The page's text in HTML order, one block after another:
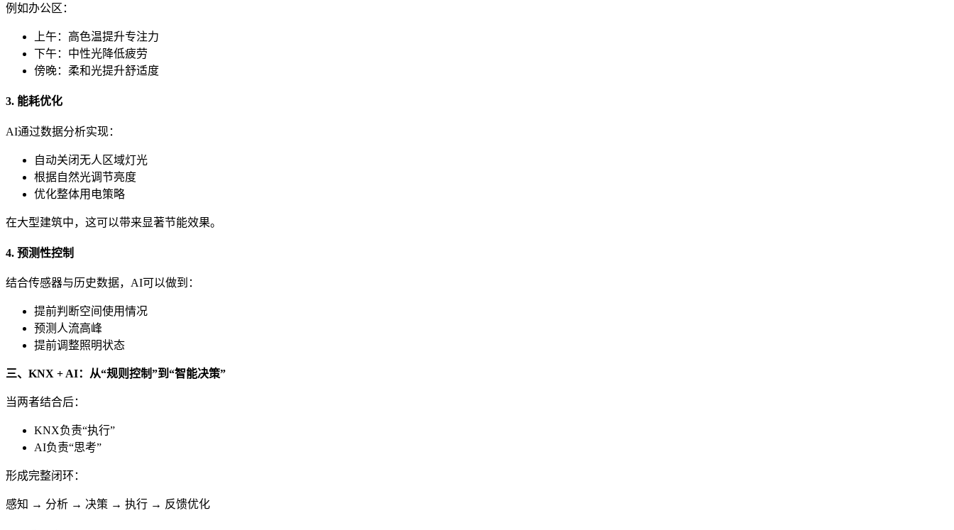
例如办公区：
上午：高色温提升专注力
下午：中性光降低疲劳
傍晚：柔和光提升舒适度
3. 能耗优化
AI通过数据分析实现：
自动关闭无人区域灯光
根据自然光调节亮度
优化整体用电策略
在大型建筑中，这可以带来显著节能效果。
4. 预测性控制
结合传感器与历史数据，AI可以做到：
提前判断空间使用情况
预测人流高峰
提前调整照明状态
三、KNX + AI：从“规则控制”到“智能决策”
当两者结合后：
KNX负责“执行”
AI负责“思考”
形成完整闭环：
感知 → 分析 → 决策 → 执行 → 反馈优化